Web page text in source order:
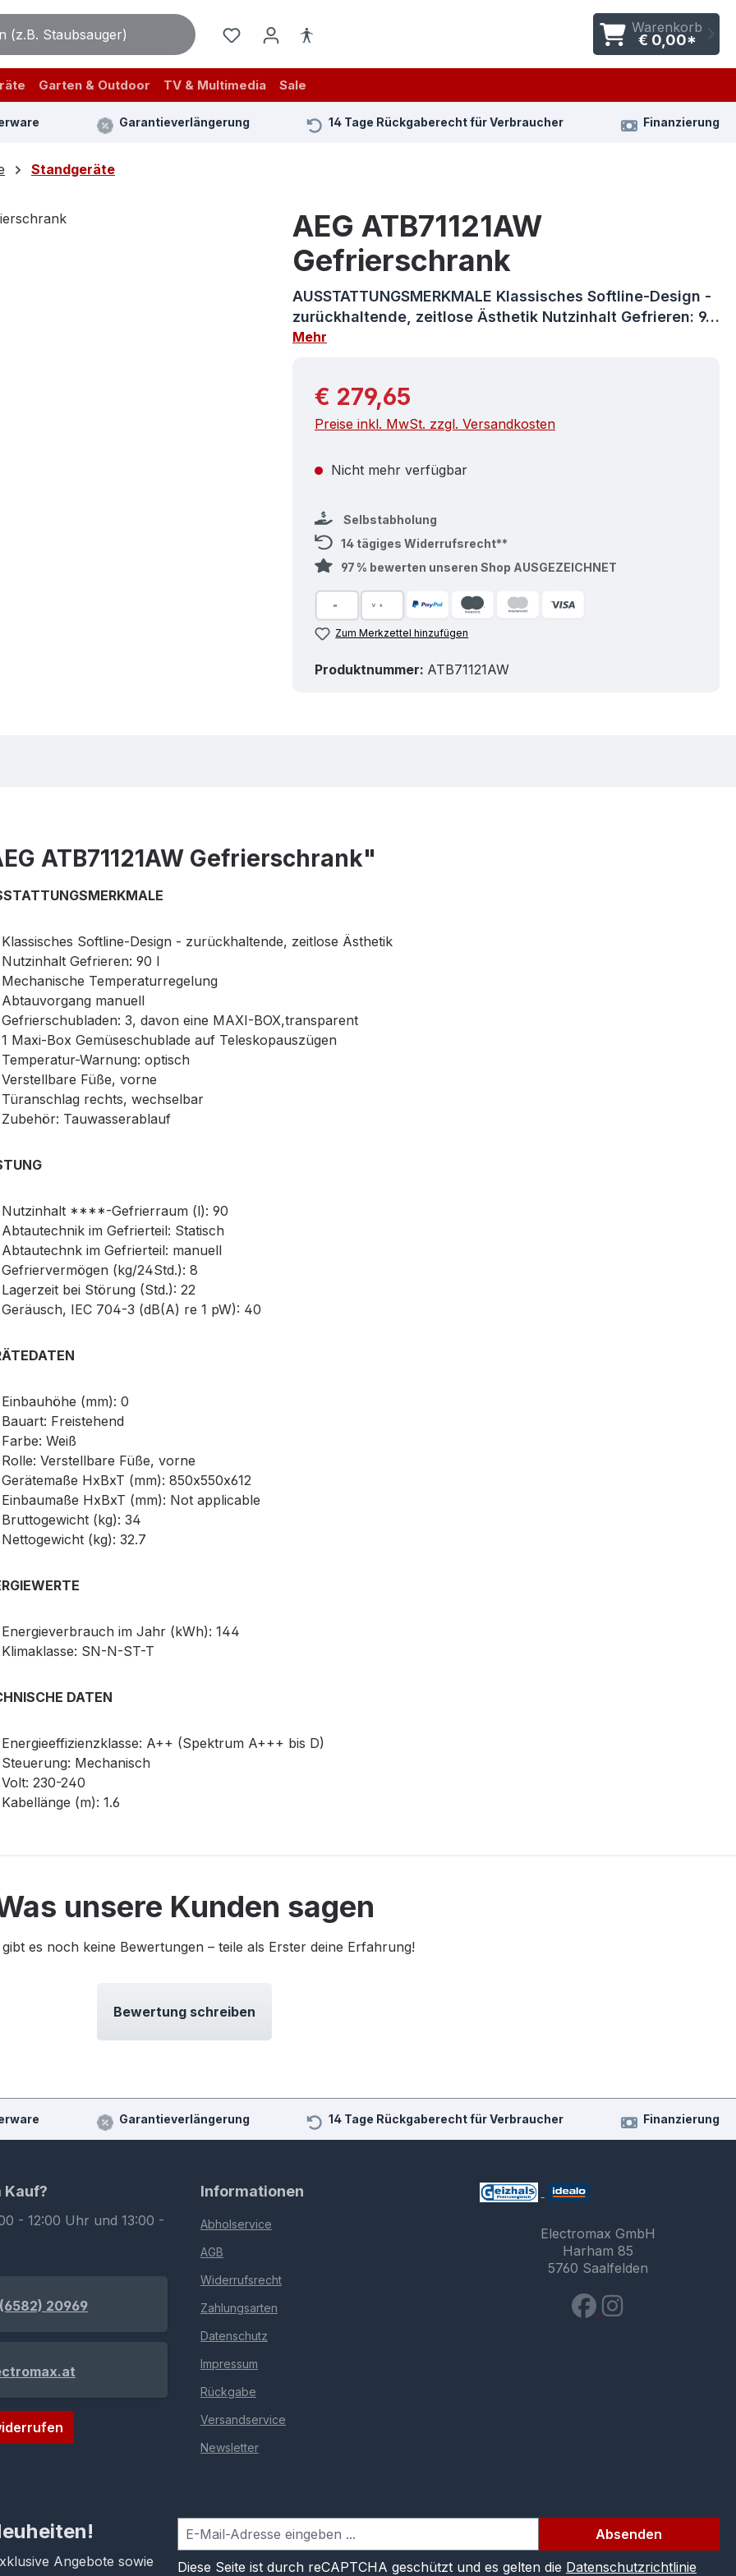
Warenkorb
€ 0,00*
Garten & Outdoor TV & Multimedia Sale
Garantieverlängerung 14 Tage Rückgaberecht für Verbraucher Finanzierung
Standgeräte
AEG ATB71121AW
Gefrierschrank
AUSSTATTUNGSMERKMALE Klassisches Softline-Design -
zurückhaltende, zeitlose Ästhetik Nutzinhalt Gefrieren: 9…
Mehr
Regulärer Preis:
€ 279,65
Preise inkl. MwSt. zzgl. Versandkosten
Nicht mehr verfügbar
Selbstabholung
14 tägiges Widerrufsrecht**
97 % bewerten unseren Shop AUSGEZEICHNET
Zum Merkzettel hinzufügen
Produktnummer: ATB71121AW
ATB71121AW Gefrierschrank"
Klassisches Softline-Design - zurückhaltende, zeitlose Ästhetik
Nutzinhalt Gefrieren: 90 l
Mechanische Temperaturregelung
Abtauvorgang manuell
Gefrierschubladen: 3, davon eine MAXI-BOX,transparent
1 Maxi-Box Gemüseschublade auf Teleskopauszügen
Temperatur-Warnung: optisch
Verstellbare Füße, vorne
Türanschlag rechts, wechselbar
Zubehör: Tauwasserablauf
Nutzinhalt ****-Gefrierraum (l): 90
Abtautechnik im Gefrierteil: Statisch
Abtautechnk im Gefrierteil: manuell
Gefriervermögen (kg/24Std.): 8
Lagerzeit bei Störung (Std.): 22
Geräusch, IEC 704-3 (dB(A) re 1 pW): 40
Einbauhöhe (mm): 0
Bauart: Freistehend
Farbe: Weiß
Rolle: Verstellbare Füße, vorne
Gerätemaße HxBxT (mm): 850x550x612
Einbaumaße HxBxT (mm): Not applicable
Bruttogewicht (kg): 34
Nettogewicht (kg): 32.7
Energieverbrauch im Jahr (kWh): 144
Klimaklasse: SN-N-ST-T
DATEN
Energieeffizienzklasse: A++ (Spektrum A+++ bis D)
Steuerung: Mechanisch
Volt: 230-240
Kabellänge (m): 1.6
unsere Kunden sagen
es noch keine Bewertungen – teile als Erster deine Erfahrung!
Bewertung schreiben
Garantieverlängerung 14 Tage Rückgaberecht für Verbraucher Finanzierung
Kauf?
- 12:00 Uhr und 13:00 -
20969
Informationen
Abholservice
AGB
Widerrufsrecht
Zahlungsarten
Datenschutz
Impressum
Rückgabe
Versandservice
Newsletter
Electromax GmbH
Harham 85
5760 Saalfelden
Angebote sowie
Absenden
Diese Seite ist durch reCAPTCHA geschützt und es gelten die Datenschutzrichtlinie